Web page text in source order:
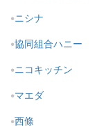
ニシナ
協同組合ハニー
ニコキッチン
マエダ
西條